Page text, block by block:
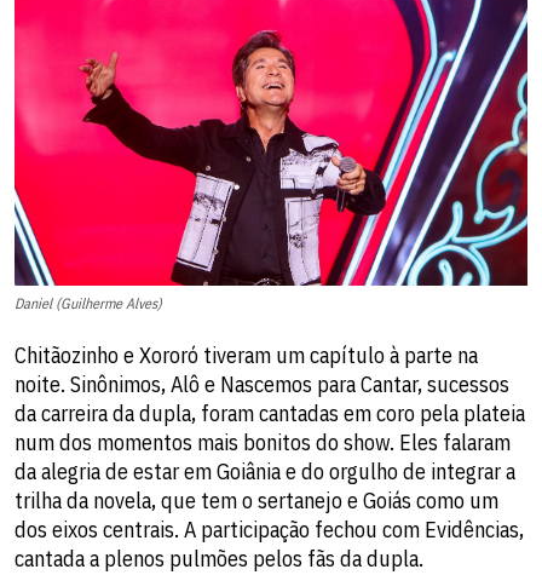
Daniel (Guilherme Alves)
Chitãozinho e Xororó tiveram um capítulo à parte na
noite. Sinônimos, Alô e Nascemos para Cantar, sucessos
da carreira da dupla, foram cantadas em coro pela plateia
num dos momentos mais bonitos do show. Eles falaram
da alegria de estar em Goiânia e do orgulho de integrar a
trilha da novela, que tem o sertanejo e Goiás como um
dos eixos centrais. A participação fechou com Evidências,
cantada a plenos pulmões pelos fãs da dupla.